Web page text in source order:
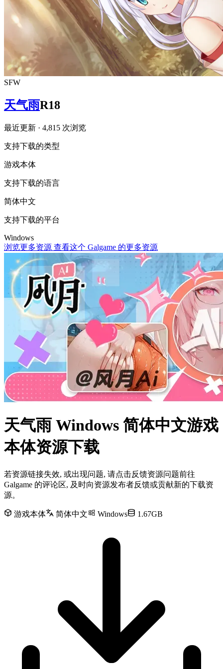
SFW
天气雨R18
最近更新 · 4,815 次浏览
支持下载的类型
游戏本体
支持下载的语言
简体中文
支持下载的平台
Windows
浏览更多资源 查看这个 Galgame 的更多资源
天气雨 Windows 简体中文游戏
本体资源下载
若资源链接失效, 或出现问题, 请点击反馈资源问题前往
Galgame 的评论区, 及时向资源发布者反馈或贡献新的下载资
源。
游戏本体 简体中文 Windows 1.67GB